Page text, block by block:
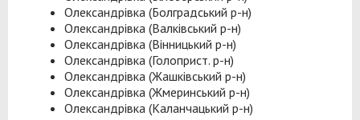
Олександрівка (Болградський р-н)
Олександрівка (Валківський р-н)
Олександрівка (Вінницький р-н)
Олександрівка (Голоприст. р-н)
Олександрівка (Жашківський р-н)
Олександрівка (Жмеринський р-н)
Олександрівка (Каланчацький р-н)